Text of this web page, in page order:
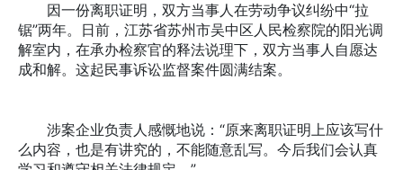
因一份离职证明，双方当事人在劳动争议纠纷中“拉
锯”两年。日前，江苏省苏州市吴中区人民检察院的阳光调
解室内，在承办检察官的释法说理下，双方当事人自愿达
成和解。这起民事诉讼监督案件圆满结案。
涉案企业负责人感慨地说：“原来离职证明上应该写什
么内容，也是有讲究的，不能随意乱写。今后我们会认真